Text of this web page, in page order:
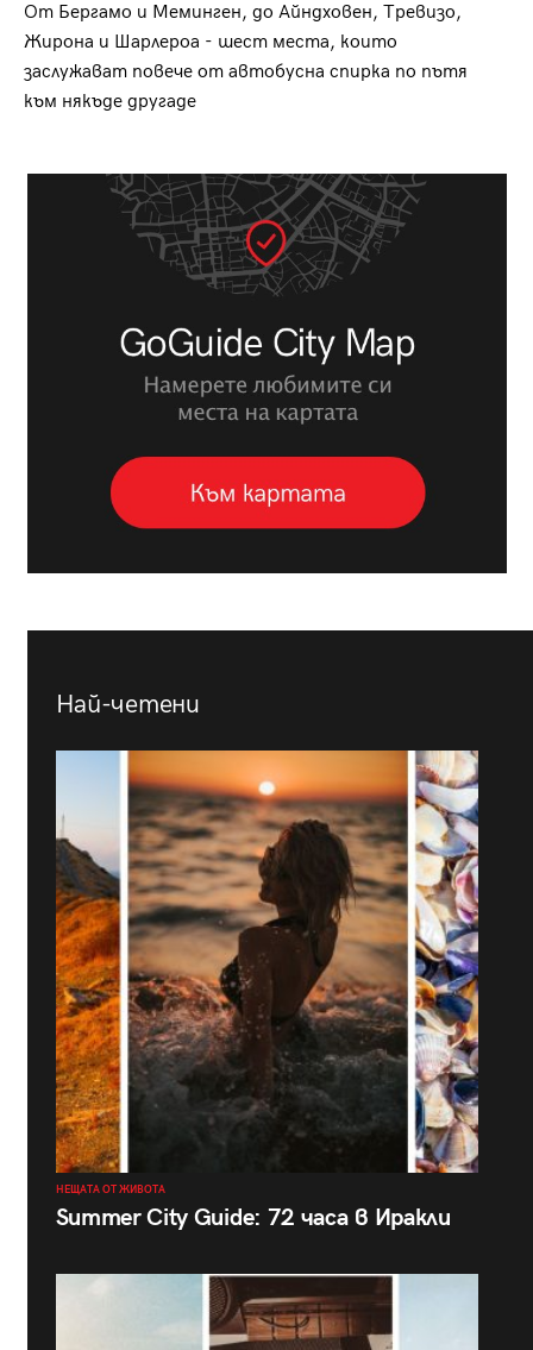
От Бергамо и Меминген, до Айндховен, Тревизо,
Жирона и Шарлероа - шест места, които
заслужават повече от автобусна спирка по пътя
към някъде другаде
Най-четени
НЕЩАТА ОТ ЖИВОТА
Summer City Guide: 72 часа в Иракли